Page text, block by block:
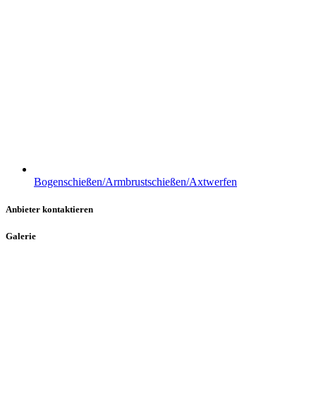
Bogenschießen/Armbrustschießen/Axtwerfen
Anbieter kontaktieren
Galerie